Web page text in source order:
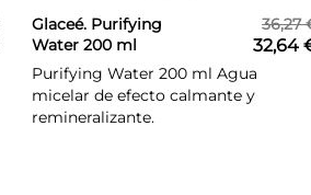
Glaceé. Purifying
Water 200 ml
36,27
32,64
Purifying Water 200 ml Agua
micelar de efecto calmante y
remineralizante.